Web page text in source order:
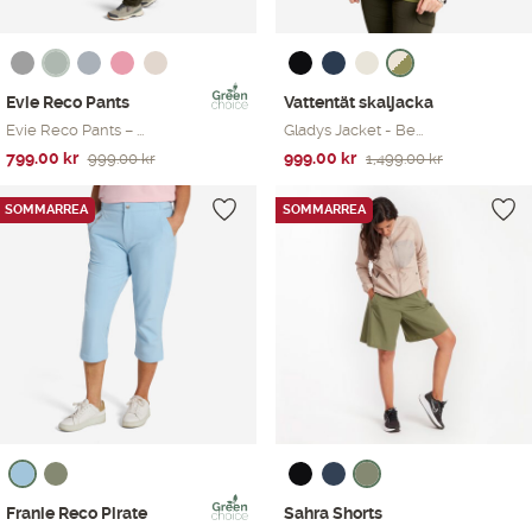
Evie Reco Pants
Evie Reco Pants – ...
999.00kr
Det
ursprungliga
priset
799.00 kr
Det
priset
Vattentät skaljacka
Gladys Jacket - Be...
1,499.00kr
Det
priset
1,499.00 kr.
999.00 kr
Det
priset
999.00 kr.
Franie Reco Pirate
SOMMARREA
Sahra Shorts
SOMMARREA